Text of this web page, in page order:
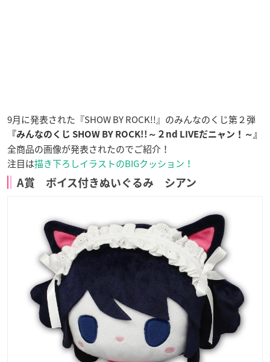
9月に発表された『SHOW BY ROCK!!』のみんなのくじ第２弾
『みんなのくじ SHOW BY ROCK!!～２nd LIVEだニャン！～』
全商品の画像が発表されたのでご紹介！
注目は描き下ろしイラストのBIGクッション！
A賞 ボイス付きぬいぐるみ シアン